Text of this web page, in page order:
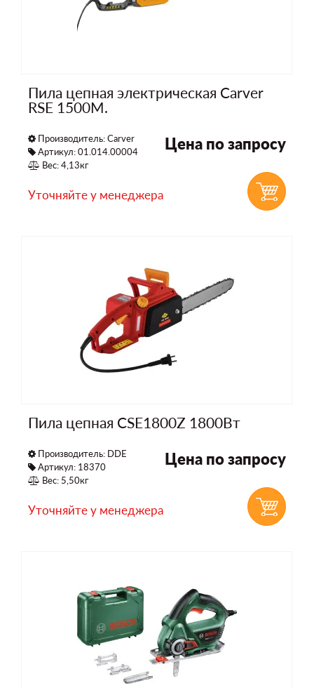
Пила цепная электрическая Carver
RSE 1500M.
Производитель:Carver
Артикул: 01.014.00004
Вес: 4,13кг
Цена по запросу
Уточняйте у менеджера
Пила цепная CSE1800Z 1800Вт
Производитель: DDE
Артикул: 18370
Вес: 5,50кг
Цена по запросу
Уточняйте у менеджера